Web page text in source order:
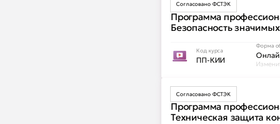
Согласовано ФСТЭК
Программа
Безопасность
Код курса
ПП-КИИ
Форма
Согласовано ФСТЭК
Программа
Техническая защита